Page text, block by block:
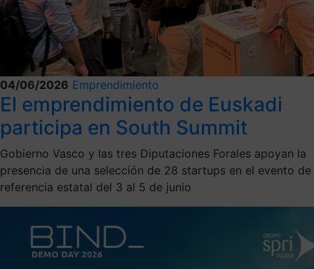
04/06/2026 Emprendimiento
El emprendimiento de Euskadi
participa en South Summit
Gobierno Vasco y las tres Diputaciones Forales apoyan la
presencia de una selección de 28 startups en el evento de
referencia estatal del 3 al 5 de junio